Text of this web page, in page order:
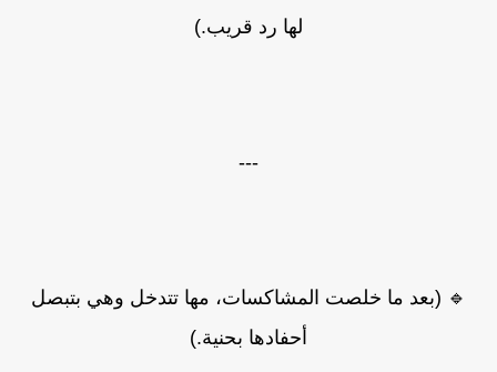
لها رد قريب.)
🔹 (بعد ما خلصت المشاكسات، مها تتدخل وهي بتبصل
أحفادها بحنية.)